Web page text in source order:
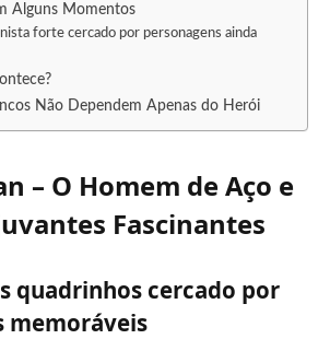
Alguns Momentos
forte cercado por personagens ainda
Não Dependem Apenas do Herói
– O Homem de Aço e
Fascinantes
quadrinhos cercado por
memoráveis